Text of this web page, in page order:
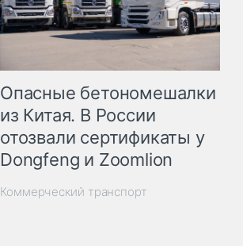
Опасные бетономешалки
из Китая. В России
отозвали сертификаты у
Dongfeng и Zoomlion
Коммерческий транспорт